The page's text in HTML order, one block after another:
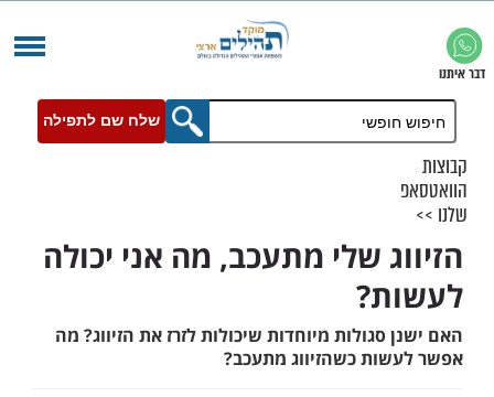
שלח שם לתפילה
שלי מתעכב, מה אני יכולה